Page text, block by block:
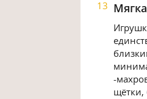
13
-
щётки,